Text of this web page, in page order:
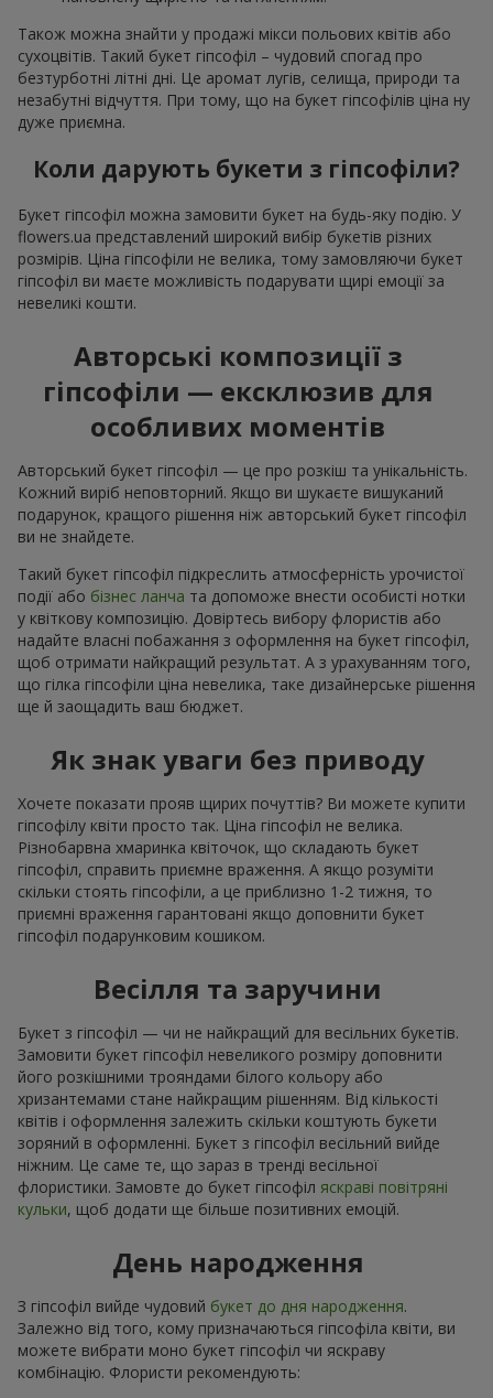
Також можна знайти у продажі мікси польових квітів або
сухоцвітів. Такий букет гіпсофіл – чудовий спогад про
безтурботні літні дні. Це аромат лугів, селища, природи та
незабутні відчуття. При тому, що на букет гіпсофілів ціна ну
дуже приємна.
Коли дарують букети з гіпсофіли?
Букет гіпсофіл можна замовити букет на будь-яку подію. У
flowers.ua представлений широкий вибір букетів різних
розмірів. Ціна гіпсофіли не велика, тому замовляючи букет
гіпсофіл ви маєте можливість подарувати щирі емоції за
невеликі кошти.
Авторські композиції з
гіпсофіли — ексклюзив для
особливих моментів
Авторський букет гіпсофіл — це про розкіш та унікальність.
Кожний виріб неповторний. Якщо ви шукаєте вишуканий
подарунок, кращого рішення ніж авторський букет гіпсофіл
ви не знайдете.
Такий букет гіпсофіл підкреслить атмосферність урочистої
події або бізнес ланча та допоможе внести особисті нотки
у квіткову композицію. Довіртесь вибору флористів або
надайте власні побажання з оформлення на букет гіпсофіл,
щоб отримати найкращий результат. А з урахуванням того,
що гілка гіпсофіли ціна невелика, таке дизайнерське рішення
ще й заощадить ваш бюджет.
Як знак уваги без приводу
Хочете показати прояв щирих почуттів? Ви можете купити
гіпсофілу квіти просто так. Ціна гіпсофіл не велика.
Різнобарвна хмаринка квіточок, що складають букет
гіпсофіл, справить приємне враження. А якщо розуміти
скільки стоять гіпсофіли, а це приблизно 1-2 тижня, то
приємні враження гарантовані якщо доповнити букет
гіпсофіл подарунковим кошиком.
Весілля та заручини
Букет з гіпсофіл — чи не найкращий для весільних букетів.
Замовити букет гіпсофіл невеликого розміру доповнити
його розкішними трояндами білого кольору або
хризантемами стане найкращим рішенням. Від кількості
квітів і оформлення залежить скільки коштують букети
зоряний в оформленні. Букет з гіпсофіл весільний вийде
ніжним. Це саме те, що зараз в тренді весільної
флористики. Замовте до букет гіпсофіл яскраві повітряні
кульки, щоб додати ще більше позитивних емоцій.
День народження
З гіпсофіл вийде чудовий букет до дня народження.
Залежно від того, кому призначаються гіпсофіла квіти, ви
можете вибрати моно букет гіпсофіл чи яскраву
комбінацію. Флористи рекомендують: